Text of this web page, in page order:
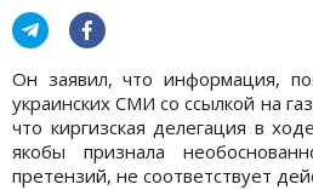
Он заявил, что информация,
украинских СМИ со ссылкой на
что киргизская делегация в
якобы признала
претензий, не соответствует